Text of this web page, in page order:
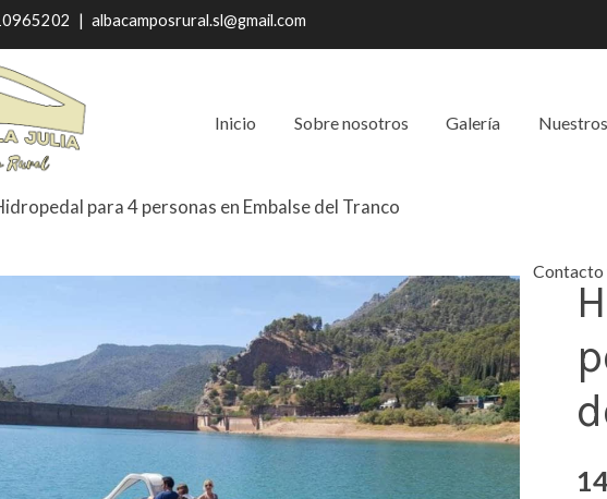
| albacamposrural.sl@gmail.com
Inicio Sobre nosotros Galería
Contacto
para 4 personas en Embalse del Tranco